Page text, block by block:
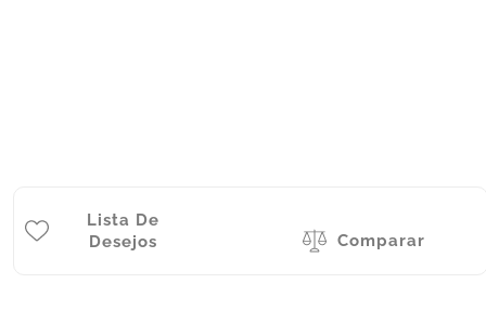
Lista De
Desejos
Comparar